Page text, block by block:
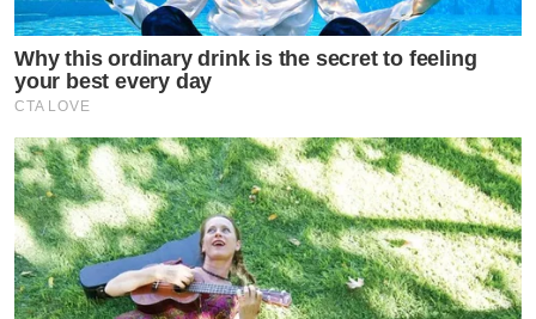
Why this ordinary drink is the secret to feeling
your best every day
CTA LOVE